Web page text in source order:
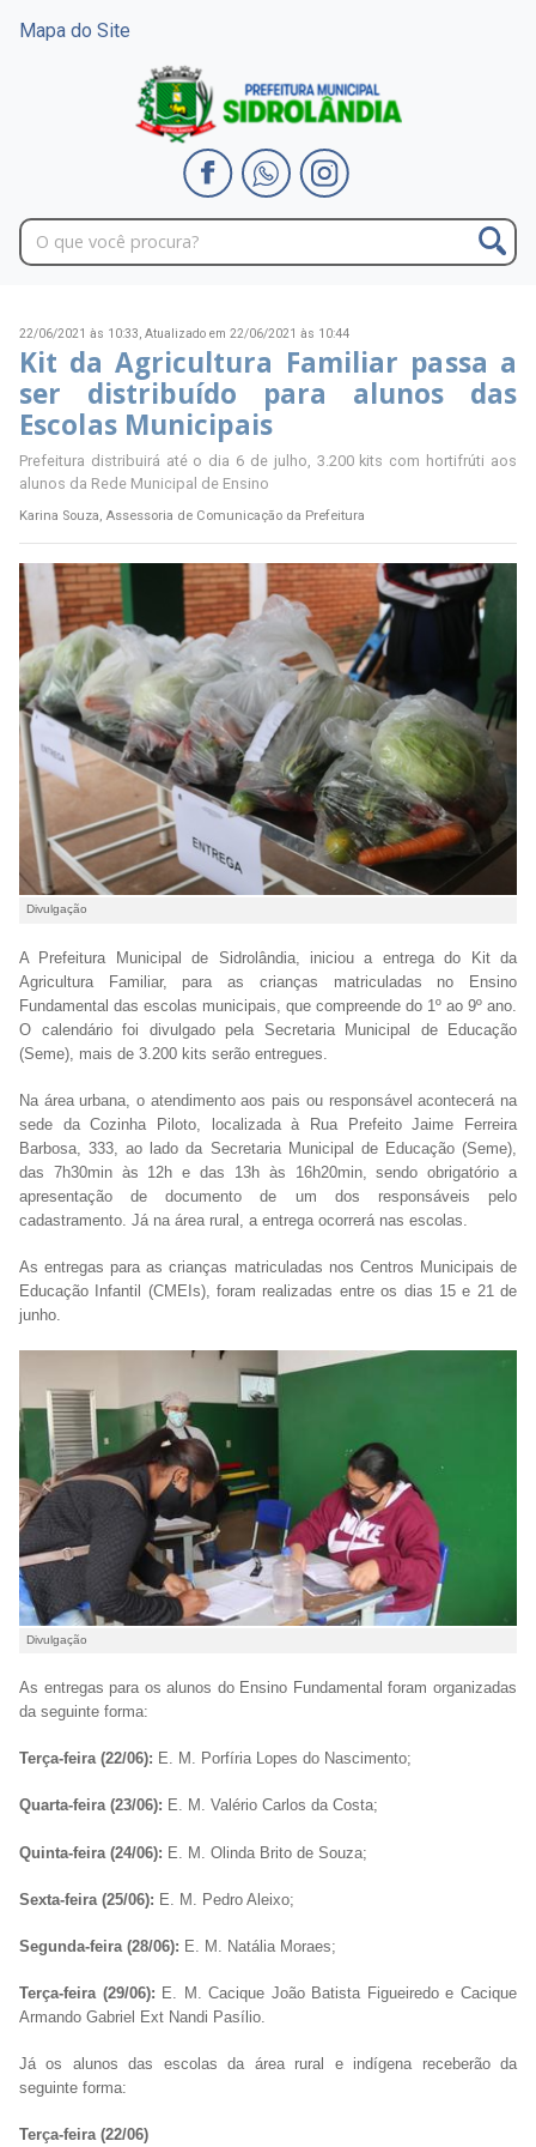
Mapa do Site
22/06/2021 às 10:33, Atualizado em 22/06/2021 às 10:44
Kit da Agricultura Familiar passa a
ser distribuído para alunos das
Escolas Municipais
Prefeitura distribuirá até o dia 6 de julho, 3.200 kits com hortifrúti aos
alunos da Rede Municipal de Ensino
Karina Souza, Assessoria de Comunicação da Prefeitura
Divulgação
A Prefeitura Municipal de Sidrolândia, iniciou a entrega do Kit da
Agricultura Familiar, para as crianças matriculadas no Ensino
Fundamental das escolas municipais, que compreende do 1º ao 9º ano.
O calendário foi divulgado pela Secretaria Municipal de Educação
(Seme), mais de 3.200 kits serão entregues.
Na área urbana, o atendimento aos pais ou responsável acontecerá na
sede da Cozinha Piloto, localizada à Rua Prefeito Jaime Ferreira
Barbosa, 333, ao lado da Secretaria Municipal de Educação (Seme),
das 7h30min às 12h e das 13h às 16h20min, sendo obrigatório a
apresentação de documento de um dos responsáveis pelo
cadastramento. Já na área rural, a entrega ocorrerá nas escolas.
As entregas para as crianças matriculadas nos Centros Municipais de
Educação Infantil (CMEIs), foram realizadas entre os dias 15 e 21 de
junho.
Divulgação
As entregas para os alunos do Ensino Fundamental foram organizadas
da seguinte forma:
Terça-feira (22/06): E. M. Porfíria Lopes do Nascimento;
Quarta-feira (23/06): E. M. Valério Carlos da Costa;
Quinta-feira (24/06): E. M. Olinda Brito de Souza;
Sexta-feira (25/06): E. M. Pedro Aleixo;
Segunda-feira (28/06): E. M. Natália Moraes;
Terça-feira (29/06): E. M. Cacique João Batista Figueiredo e Cacique
Armando Gabriel Ext Nandi Pasílio.
Já os alunos das escolas da área rural e indígena receberão da
seguinte forma:
Terça-feira (22/06)